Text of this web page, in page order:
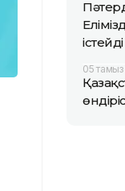
істейді
05